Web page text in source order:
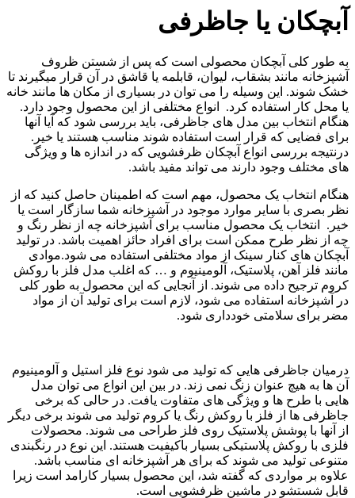
آبچکان یا جاظرفی
به طور کلی آبچکان محصولی است که پس از شستن ظروف
آشپزخانه مانند بشقاب، لیوان، قابلمه یا قاشق در آن قرار میگیرند تا
خشک شوند. این وسیله را می توان در بسیاری از مکان ها مانند خانه
یا محل کار استفاده کرد. انواع مختلفی از این محصول وجود دارد.
هنگام انتخاب بین مدل های جاظرفی، باید بررسی شود که آیا آنها
برای فضایی که قرار است استفاده شوند مناسب هستند یا خیر.
درنتیجه بررسی انواع آبچکان ظرفشویی که در اندازه ها و ویژگی
های مختلف وجود دارند می تواند مفید باشد.
هنگام انتخاب یک محصول، مهم است که اطمینان حاصل کنید که از
نظر بصری با سایر موارد موجود در آشپزخانه شما سازگار است یا
خیر. انتخاب یک محصول مناسب برای آشپزخانه چه از نظر رنگ و
چه از نظر طرح ممکن است برای افراد حائز اهمیت باشد. در تولید
آبچکان های کنار سینک از مواد مختلفی استفاده می شود.موادی
مانند فلز آهن، پلاستیک، آلومینیوم و … که اغلب مدل فلز با روکش
کروم ترجیح داده می شوند. از آنجایی که این محصول به طور کلی
در آشپزخانه استفاده می شود، لازم است برای تولید آن از مواد
مضر برای سلامتی خودداری شود.
درمیان جاظرفی هایی که تولید می شود نوع فلز استیل و آلومینیوم
آن ها به هیچ عنوان زنگ نمی زند. در بین این انواع می توان مدل
هایی با طرح ها و ویژگی های متفاوت یافت. در حالی که برخی
جاظرفی ها از فلز با روکش رنگ یا کروم تولید می شوند برخی دیگر
از آنها با پوشش پلاستیک روی فلز طراحی می شوند. محصولات
فلزی با روکش پلاستیکی بسیار باکیفیت هستند. این نوع در رنگبندی
متنوعی تولید می شوند که برای هر آشپزخانه ای مناسب باشد.
علاوه بر مواردی که گفته شد، این محصول بسیار کارامد است زیرا
قابل شستشو در ماشین ظرفشویی است.